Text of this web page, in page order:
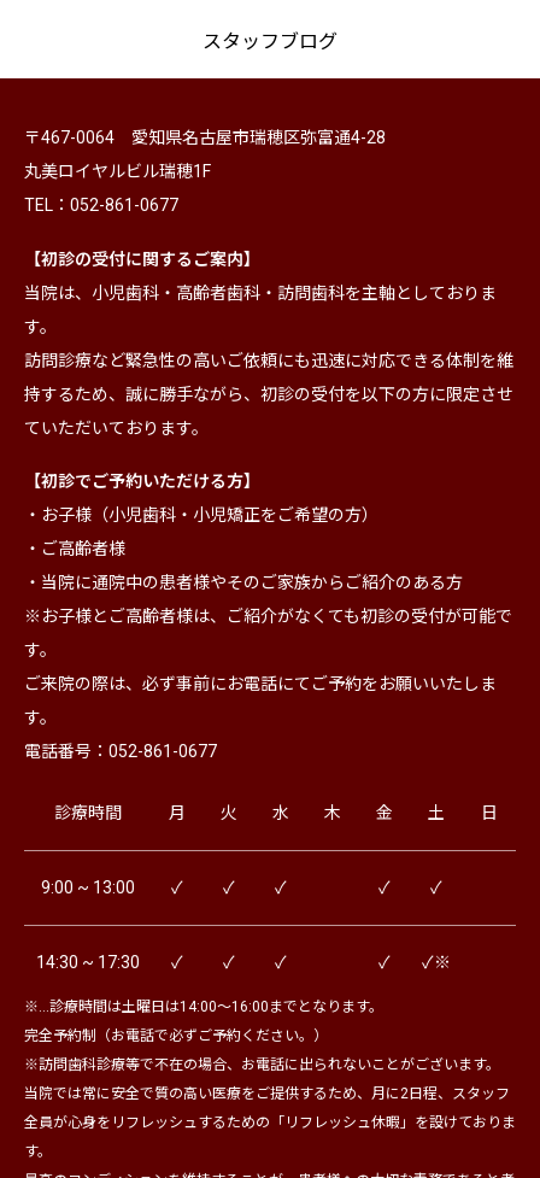
スタッフブログ
〒467-0064 愛知県名古屋市瑞穂区弥富通4-28
丸美ロイヤルビル瑞穂1F
TEL：052-861-0677
【初診の受付に関するご案内】
当院は、小児歯科・高齢者歯科・訪問歯科を主軸としておりま
す。
訪問診療など緊急性の高いご依頼にも迅速に対応できる体制を維
持するため、誠に勝手ながら、初診の受付を以下の方に限定させ
ていただいております。
【初診でご予約いただける方】
・お子様（小児歯科・小児矯正をご希望の方）
・ご高齢者様
・当院に通院中の患者様やそのご家族からご紹介のある方
※お子様とご高齢者様は、ご紹介がなくても初診の受付が可能で
す。
ご来院の際は、必ず事前にお電話にてご予約をお願いいたしま
す。
電話番号：052-861-0677
診療時間 月 火 水 木 金 土 日
9:00 ~ 13:00 ✓ ✓ ✓ ✓ ✓
14:30 ~ 17:30 ✓ ✓ ✓ ✓ ✓※
※…診療時間は土曜日は14:00～16:00までとなります。
完全予約制（お電話で必ずご予約ください。）
※訪問歯科診療等で不在の場合、お電話に出られないことがございます。
当院では常に安全で質の高い医療をご提供するため、月に2日程、スタッフ
全員が心身をリフレッシュするための「リフレッシュ休暇」を設けておりま
す。